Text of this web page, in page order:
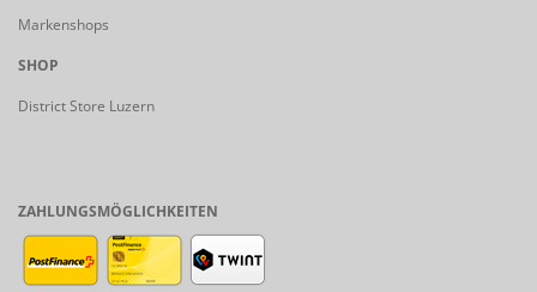
Markenshops
SHOP
District Store Luzern
ZAHLUNGSMÖGLICHKEITEN